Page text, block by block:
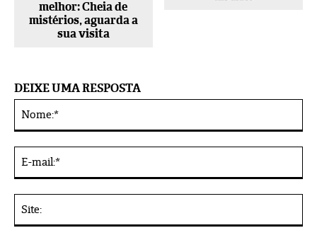
melhor: Cheia de
mistérios, aguarda a
sua visita
DEIXE UMA RESPOSTA